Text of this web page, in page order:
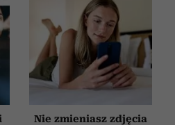
Nie zmieniasz zdjęcia